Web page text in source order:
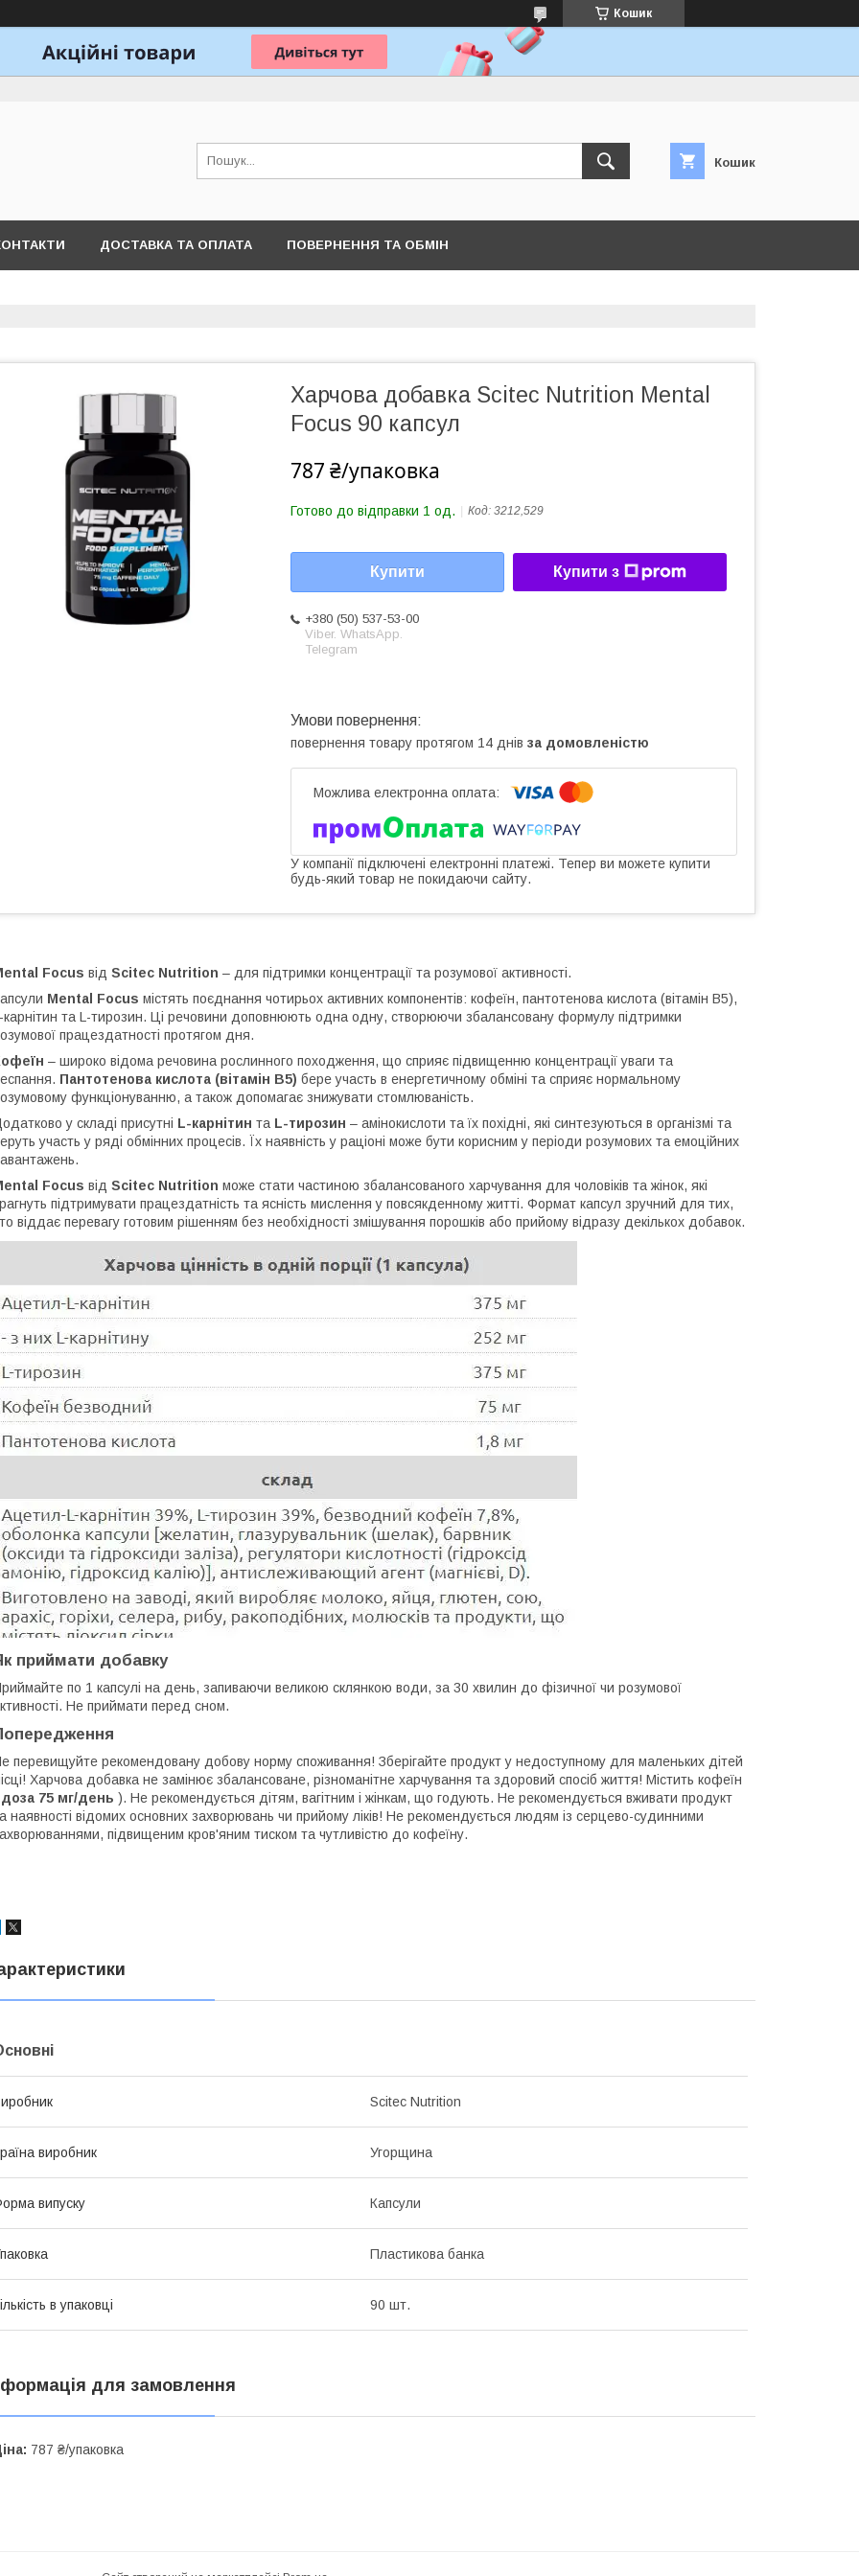
Кошик
Кошик
ДОСТАВКА ТА ОПЛАТА ПОВЕРНЕННЯ ТА ОБМІН
Харчова добавка Scitec Nutrition Mental
Focus 90 капсул
787 ₴/упаковка
Готово до відправки 1 од. Код: 3212,529
Купити Купити з
+380 (50) 537-53-00
Viber. WhatsApp.
Telegram
повернення товару протягом 14 днів за домовленістю
У компанії підключені електронні платежі. Тепер ви можете купити
будь-який товар не покидаючи сайту.
Focus від Scitec Nutrition – для підтримки концентрації та розумової активності.
Mental Focus містять поєднання чотирьох активних компонентів: кофеїн, пантотенова кислота (вітамін B5),
карнітин та L-тирозин. Ці речовини доповнюють одна одну, створюючи збалансовану формулу підтримки
працездатності протягом дня.
– широко відома речовина рослинного походження, що сприяє підвищенню концентрації уваги та
Пантотенова кислота (вітамін B5) бере участь в енергетичному обміні та сприяє нормальному
функціонуванню, а також допомагає знижувати стомлюваність.
у складі присутні L-карнітин та L-тирозин – амінокислоти та їх похідні, які синтезуються в організмі та
участь у ряді обмінних процесів. Їх наявність у раціоні може бути корисним у періоди розумових та емоційних
Focus від Scitec Nutrition може стати частиною збалансованого харчування для чоловіків та жінок, які
підтримувати працездатність та ясність мислення у повсякденному житті. Формат капсул зручний для тих,
віддає перевагу готовим рішенням без необхідності змішування порошків або прийому відразу декількох добавок.
приймати добавку
по 1 капсулі на день, запиваючи великою склянкою води, за 30 хвилин до фізичної чи розумової
Не приймати перед сном.
перевищуйте рекомендовану добову норму споживання! Зберігайте продукт у недоступному для маленьких дітей
Харчова добавка не замінює збалансоване, різноманітне харчування та здоровий спосіб життя! Містить кофеїн
доза 75 мг/день ). Не рекомендується дітям, вагітним і жінкам, що годують. Не рекомендується вживати продукт
наявності відомих основних захворювань чи прийому ліків! Не рекомендується людям із серцево-судинними
підвищеним кров'яним тиском та чутливістю до кофеїну.
Scitec Nutrition
виробник Угорщина
випуску Капсули
Пластикова банка
в упаковці 90 шт.
для замовлення
787 ₴/упаковка